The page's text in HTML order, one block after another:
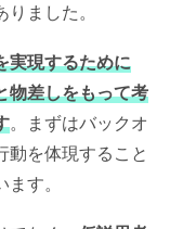
ました。
実現するために
物差しをもって考
。まずはバックオ
動を体現すること
す。